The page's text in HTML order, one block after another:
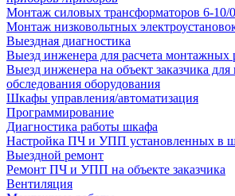
Монтаж силовых трансформаторов 6-10/
Монтаж низковольтных
Выездная диагностика
Выезд инженера для расчета монтажных
Выезд инженера на объект заказчика для
обследования оборудования
Шкафы управления/автоматизация
Программирование
Диагностика работы шкафа
Настройка ПЧ и УПП установленных в
Выездной ремонт
Ремонт ПЧ и УПП на объекте заказчика
Вентиляция